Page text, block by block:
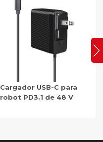
Cargador USB-C para
robot PD3.1 de 48 V